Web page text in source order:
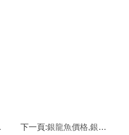
下一頁:銀龍魚價格,銀龍魚壽命有多長